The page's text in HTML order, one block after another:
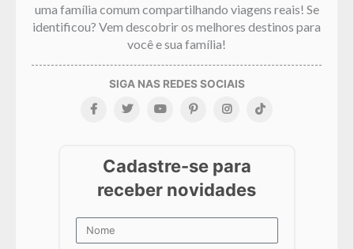
uma família comum compartilhando viagens reais! Se
identificou? Vem descobrir os melhores destinos para
você e sua família!